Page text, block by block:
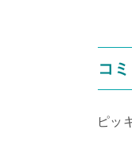
コ
ピッ